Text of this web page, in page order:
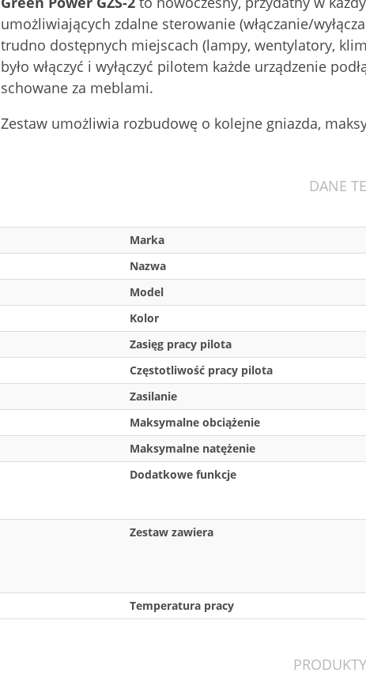
umożliwiających zdalne sterowanie (włączanie/
trudno dostępnych miejscach (lampy, wentylatory,
było włączyć i wyłączyć pilotem każde urządzenie
schowane za meblami.
Zestaw umożliwia rozbudowę o kolejne gniazda,
DANE
Marka
Nazwa
Model
Kolor
Zasięg pracy pilota
Częstotliwość pracy pilota
Zasilanie
Maksymalne obciążenie
Maksymalne natężenie
Dodatkowe funkcje
Zestaw zawiera
Temperatura pracy